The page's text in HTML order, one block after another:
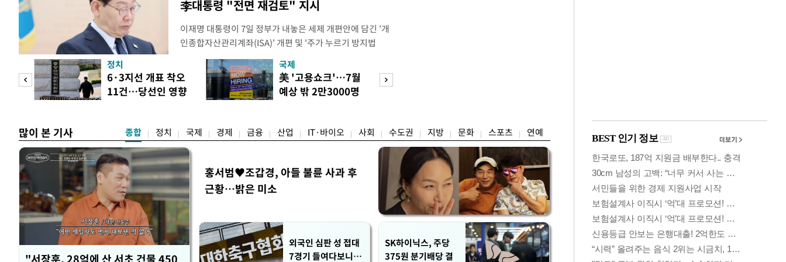
李대통령 "전면 재검토" 지시
이재명 대통령이 7일 정부가 내놓은 세제 개편안에 담긴 '개
인종합자산관리계좌(ISA)' 개편 및 '주가 누르기 방지법
안'을 전면 재검토 할 것을 지시했다. 이 대통령은 이날 참모
들과의 상황 점검 회의에서 ISA 개편 방안 및 주가 누르기 방
지법안을 둘러싼 투자자들의 반발 등에 대한 내용을 보고 받
았다. 이 자리에서 이 대통령은 ISA 개편안과
정치
6·3지선 개표 착오
11건…당선인 영향
국제
美 '고용쇼크'…7월
예상 밖 2만3000명
많이 본 기사 종합 정치 국제 경제 금융 산업 IT·바이오 사회 수도권 지방 문화 스포츠 연예
"서장훈, 28억에 산 서초 건물 450
홍서범♥조갑경, 아들 불륜 사과 후
근황…밝은 미소
외국인 심판 성 접대
7경기 들여다보니…
SK하이닉스, 주당
375원 분기배당 결